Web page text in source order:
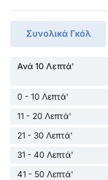
Συνολικά Γκόλ
Ανά 10 Λεπτά'
0 - 10 Λεπτά'
11 - 20 Λεπτά'
21 - 30 Λεπτά'
31 - 40 Λεπτά'
41 - 50 Λεπτά'